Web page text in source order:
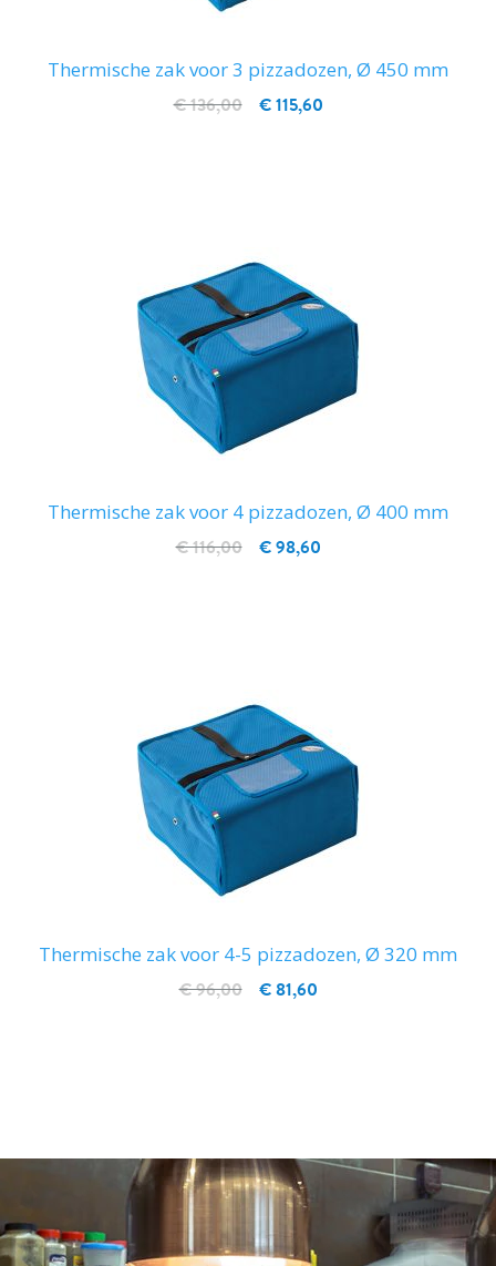
Thermische zak voor 3 pizzadozen, Ø 450 mm
€ 115,60
€ 136,00
Thermische zak voor 4 pizzadozen, Ø 400 mm
€ 98,60
€ 116,00
Thermische zak voor 4-5 pizzadozen, Ø 320 mm
€ 81,60
€ 96,00